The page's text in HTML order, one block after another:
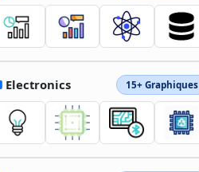
Electronics 15+ Graphiques